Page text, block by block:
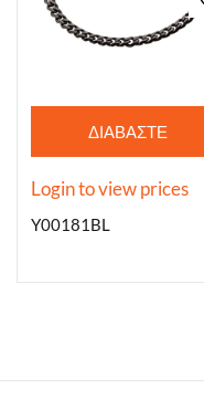
ΔΙΑΒΆΣΤΕ
ΠΕΡΙΣΣΌΤΕΡΑ
Login to view prices
Y00181BL